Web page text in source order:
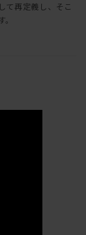
て再定義し、そこ